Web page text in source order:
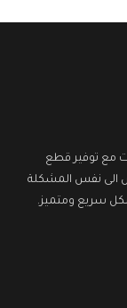
مع توفير قطع
الى نفس المشكلة
سريع ومتميز.